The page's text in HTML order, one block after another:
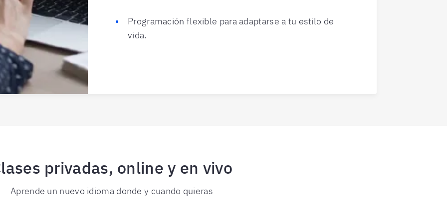
Programación flexible para adaptarse a tu estilo de
vida.
privadas, online y en vivo
Aprende un nuevo idioma donde y cuando quieras